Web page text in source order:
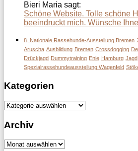
Bieri Maria sagt:
Schöne Website. Tolle schöne
beeindruckt mich. Wünsche
8. Nationale Rassehunde-Ausstellung Bremen
Aruscha Ausbildung Bremen Crossdogging
Drückjagd Dummytraining Enie Hamburg Jagd
Spezialrassehundeausstellung Wagenfeld
Kategorien
Kategorien
Archiv
Archiv